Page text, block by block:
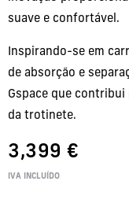
suave e confortável.
Inspirando-se em
de absorção e
Gspace que
da trotinete.
3,399 €
IVA INCLUÍDO